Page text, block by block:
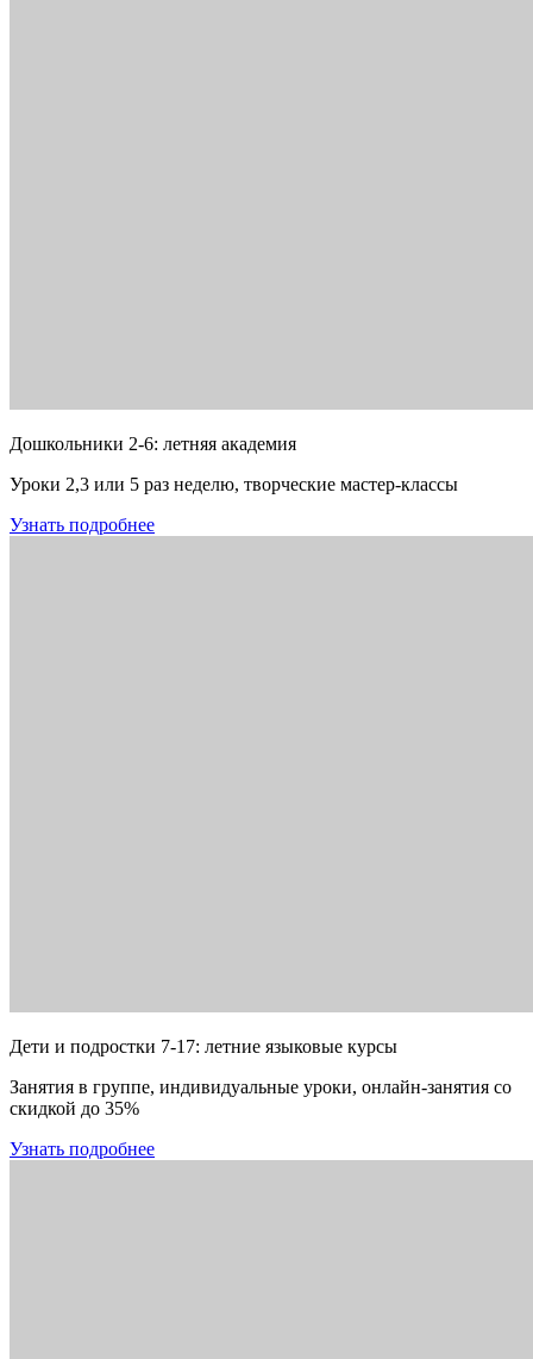
Дошкольники 2-6: летняя академия
Уроки 2,3 или 5 раз неделю, творческие мастер-классы
Узнать подробнее
Дети и подростки 7-17: летние языковые курсы
Занятия в группе, индивидуальные уроки, онлайн-занятия со
скидкой до 35%
Узнать подробнее